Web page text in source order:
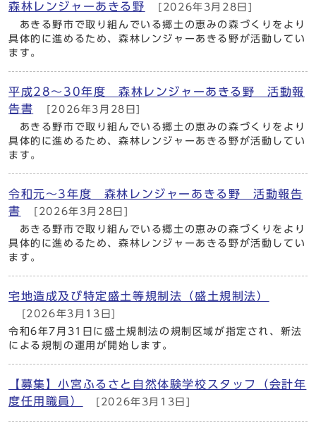
森林レンジャーあきる野
[2026年3月28日]
あきる野市で取り組んでいる郷土の恵みの森づくりをより
具体的に進めるため、森林レンジャーあきる野が活動してい
ます。
平成28～30年度 森林レンジャーあきる野 活動報
告書
[2026年3月28日]
あきる野市で取り組んでいる郷土の恵みの森づくりをより
具体的に進めるため、森林レンジャーあきる野が活動してい
ます。
令和元～3年度 森林レンジャーあきる野 活動報告
書
[2026年3月28日]
あきる野市で取り組んでいる郷土の恵みの森づくりをより
具体的に進めるため、森林レンジャーあきる野が活動してい
ます。
宅地造成及び特定盛土等規制法（盛土規制法）
[2026年3月13日]
令和6年7月31日に盛土規制法の規制区域が指定され、新法
による規制の運用が開始します。
【募集】小宮ふるさと自然体験学校スタッフ（会計年
度任用職員）
[2026年3月13日]